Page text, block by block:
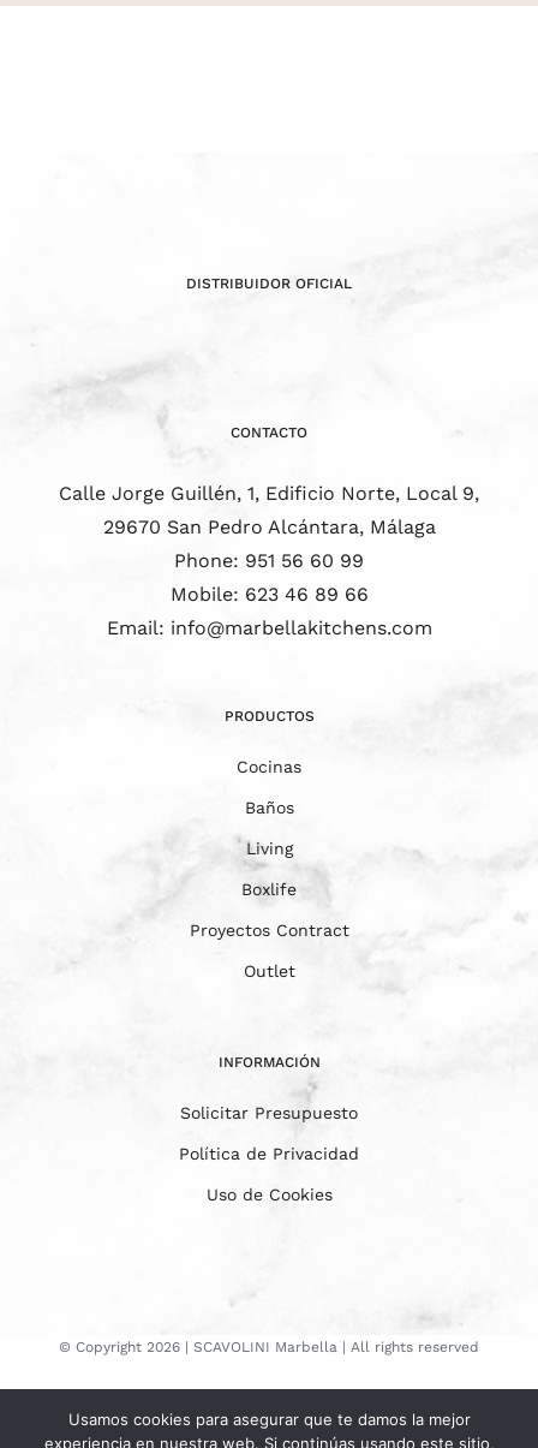
DISTRIBUIDOR OFICIAL
CONTACTO
Calle Jorge Guillén, 1, Edificio Norte, Local 9,
29670 San Pedro Alcántara, Málaga
Phone: 951 56 60 99
Mobile: 623 46 89 66
Email: info@marbellakitchens.com
PRODUCTOS
Cocinas
Baños
Living
Boxlife
Proyectos Contract
Outlet
INFORMACIÓN
Solicitar Presupuesto
Política de Privacidad
Uso de Cookies
© Copyright 2026 | SCAVOLINI Marbella | All rights reserved
YouTubeFacebook
Usamos cookies para asegurar que te damos la mejor
experiencia en nuestra web. Si continúas usando este sitio,